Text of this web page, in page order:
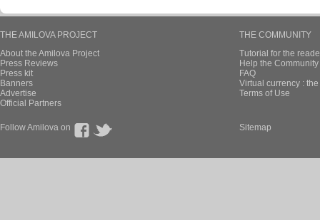
THE AMILOVA PROJECT
About the Amilova Project
Press Reviews
Press kit
Banners
Advertise
Official Partners
THE COMMUNITY
Tutorial for the
Help the
FAQ
Virtual currency :
Terms of Use
Follow Amilova on Sitemap